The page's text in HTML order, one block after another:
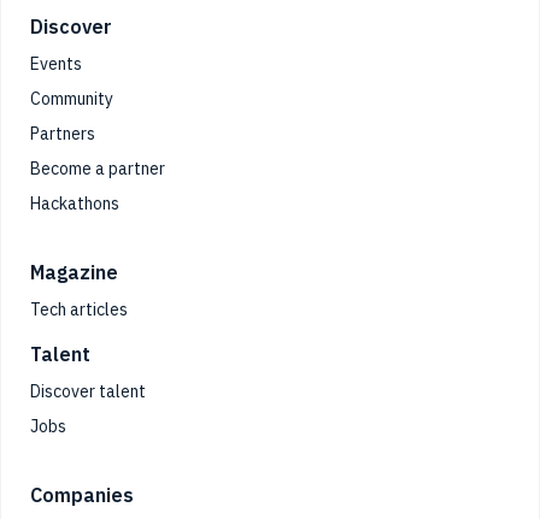
Footer
Discover
Events
Community
Partners
Become a partner
Hackathons
Magazine
Tech articles
Talent
Discover talent
Jobs
Companies